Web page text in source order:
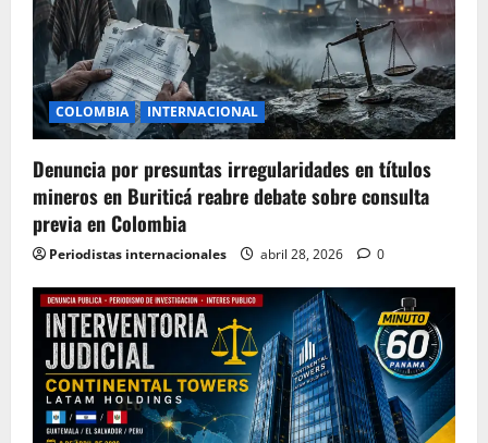
COLOMBIA INTERNACIONAL
Denuncia por presuntas irregularidades en títulos
mineros en Buriticá reabre debate sobre consulta
previa en Colombia
Periodistas internacionales abril 28, 2026 0